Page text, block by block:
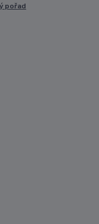
pořad